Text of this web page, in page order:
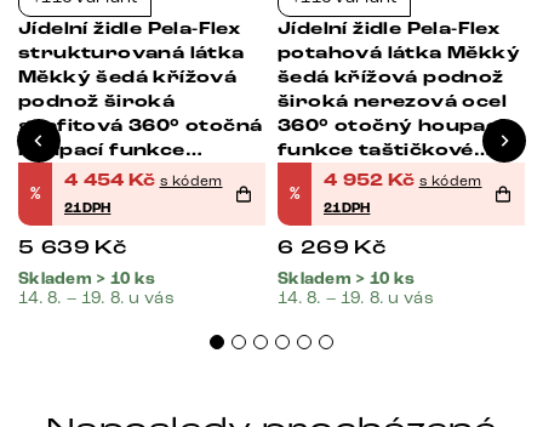
Jídelní židle Pela-Flex
strukturovaná látka
Měkký šedá křížová
podnož široká
grafitová 360° otočná
houpací funkce
taštičkové pružiny
%
4 454 Kč s kódem
21DPH
5 639 Kč
Skladem > 10 ks
14. 8. – 19. 8. u vás
Jídelní židle Pela-Flex
potahová látka Měkký
šedá křížová podnož
široká nerezová ocel
360° otočný houpací
funkce taštičkové
pružiny
%
4 952 Kč s kódem
21DPH
6 269 Kč
Skladem > 10 ks
14. 8. – 19. 8. u vás